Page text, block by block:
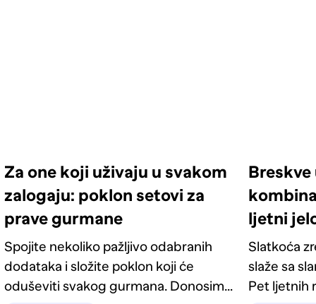
Za one koji uživaju u svakom
zalogaju: poklon setovi za
prave gurmane
Spojite nekoliko pažljivo odabranih
dodataka i složite poklon koji će
oduševiti svakog gurmana. Donosimo
ljetni
Slatkoća
slaže sa
Pet ljetnih